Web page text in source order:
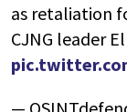
as retaliation
CJNG leader